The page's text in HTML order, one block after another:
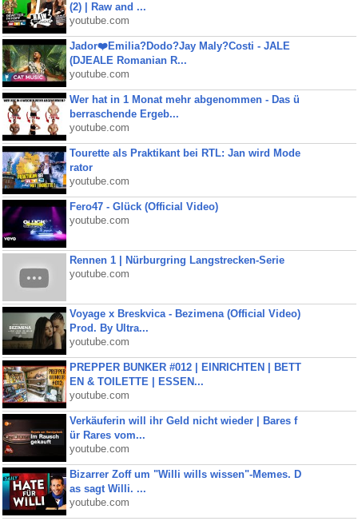
(2) | Raw and ...
youtube.com
Jador❤️Emilia?Dodo?Jay Maly?Costi - JALE
(DJEALE Romanian R...
youtube.com
Wer hat in 1 Monat mehr abgenommen - Das ü
berraschende Ergeb...
youtube.com
Tourette als Praktikant bei RTL: Jan wird Mode
rator
youtube.com
Fero47 - Glück (Official Video)
youtube.com
Rennen 1 | Nürburgring Langstrecken-Serie
youtube.com
Voyage x Breskvica - Bezimena (Official Video)
Prod. By Ultra...
youtube.com
PREPPER BUNKER #012 | EINRICHTEN | BETT
EN & TOILETTE | ESSEN...
youtube.com
Verkäuferin will ihr Geld nicht wieder | Bares f
ür Rares vom...
youtube.com
Bizarrer Zoff um "Willi wills wissen"-Memes. D
as sagt Willi. ...
youtube.com